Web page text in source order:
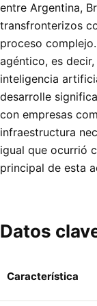
entre Argentina,
transfronterizos
proceso
agéntico, es
inteligencia
desarrolle
con empresas
infraestructura
igual que ocurrió
principal de esta
Datos
Característica